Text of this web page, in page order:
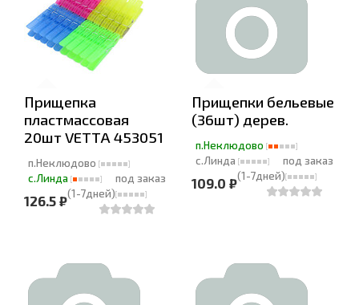
Прищепка
пластмассовая
20шт VETTA 453051
п.Неклюдово
с.Линда
под заказ
(1-7дней)
126.5 ₽
Прищепки бельевые
(36шт) дерев.
п.Неклюдово
с.Линда
под заказ
(1-7дней)
109.0 ₽